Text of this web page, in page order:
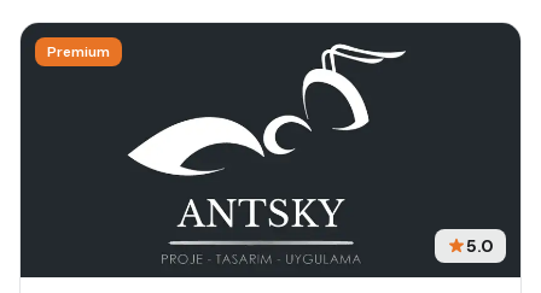
Premium
5.0